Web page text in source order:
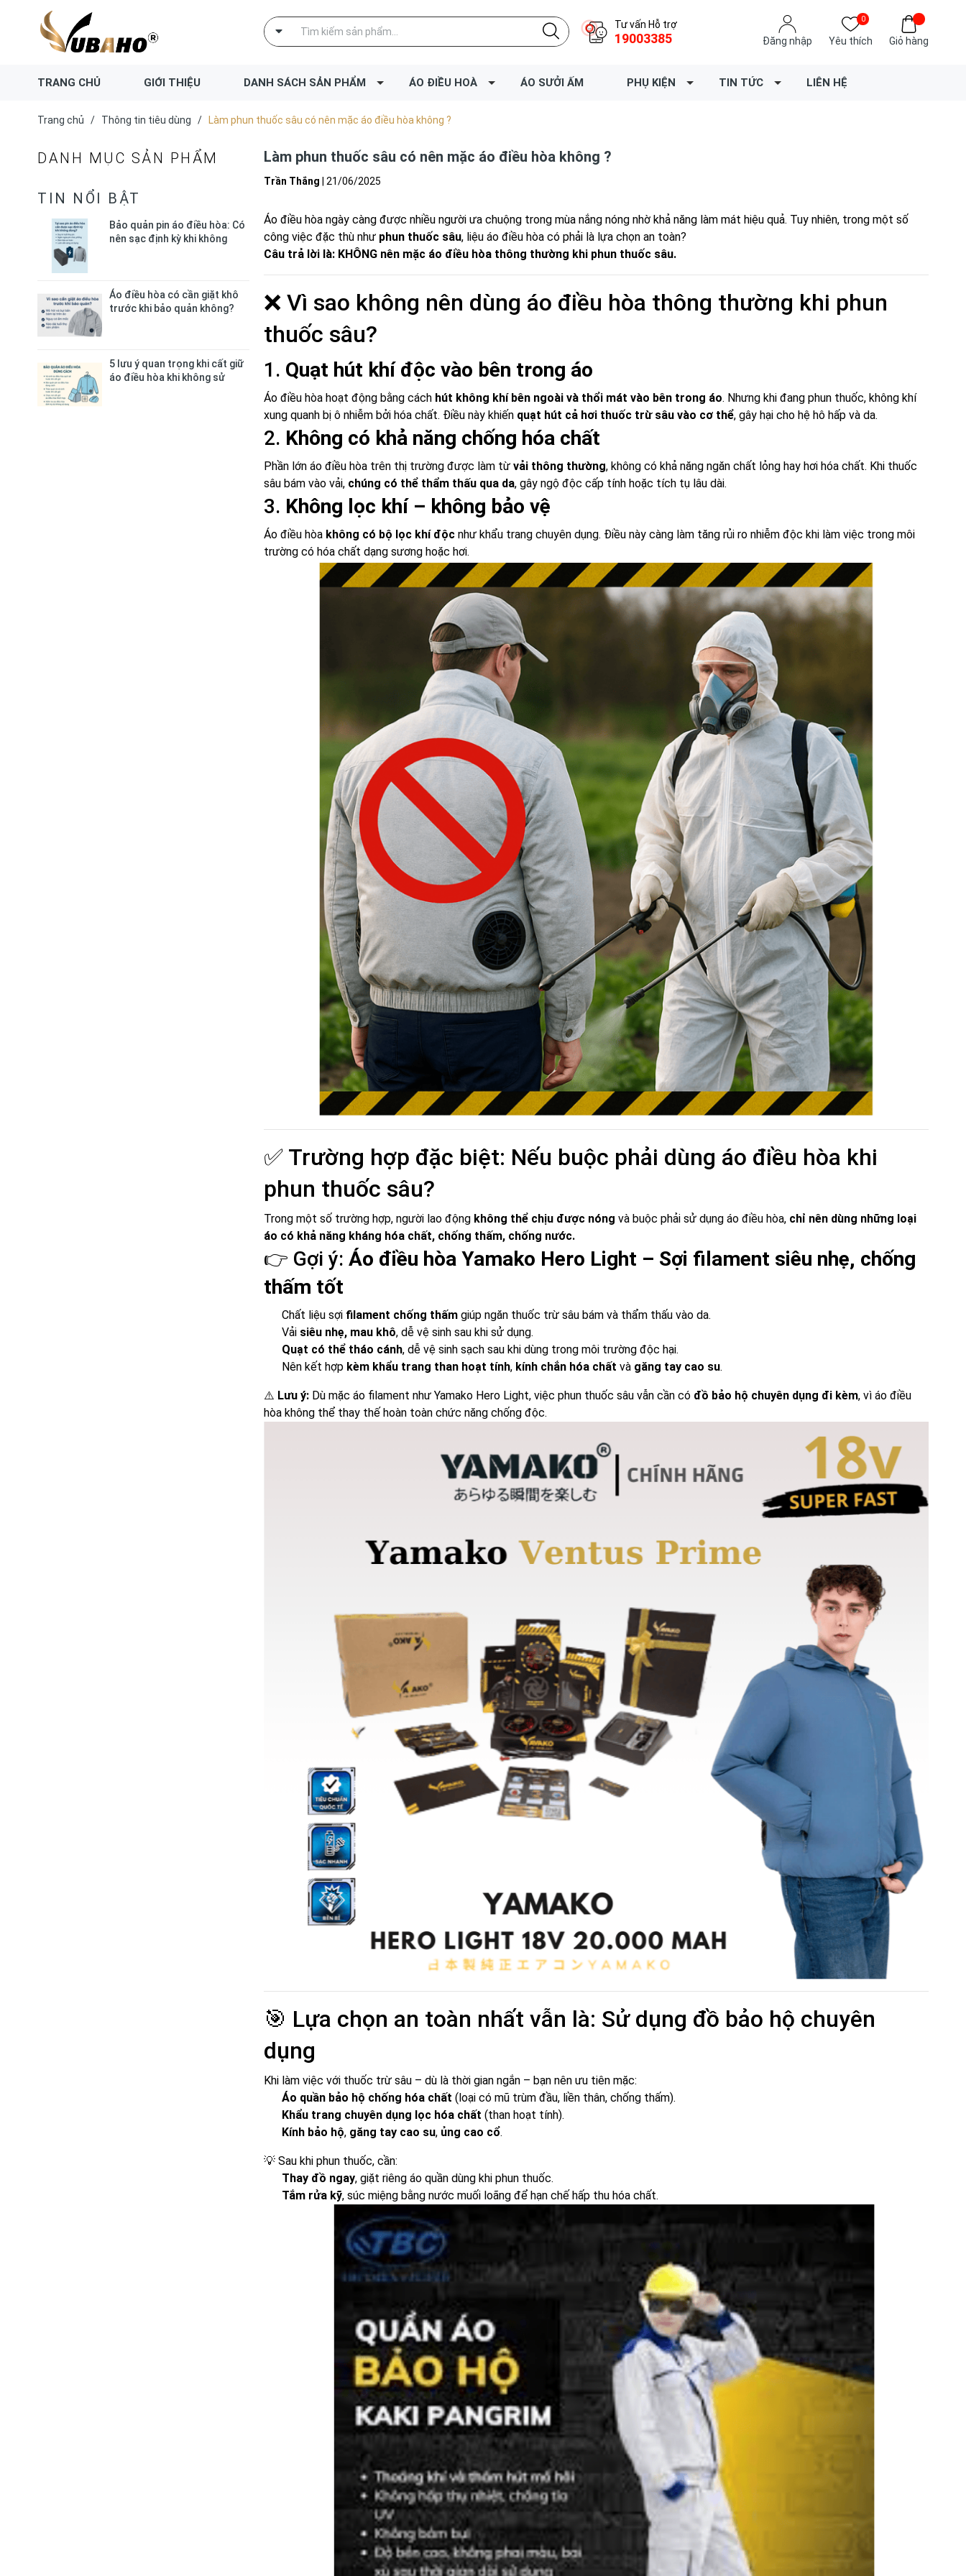
Tư vấn Hỗ trợ
19003385 Đăng nhập
0
Yêu thích Giỏ hàng
TRANG CHỦ GIỚI THIỆU DANH SÁCH SẢN PHẨM ÁO ĐIỀU HOÀ ÁO SƯỞI ẤM PHỤ KIỆN TIN TỨC LIÊN HỆ
Trang chủ / Thông tin tiêu dùng / Làm phun thuốc sâu có nên mặc áo điều hòa không ?
DANH MỤC SẢN PHẨM
TIN NỔI BẬT
Bảo quản pin áo điều hòa: Có
nên sạc định kỳ khi không
Áo điều hòa có cần giặt khô
trước khi bảo quản không?
5 lưu ý quan trọng khi cất giữ
áo điều hòa khi không sử
Làm phun thuốc sâu có nên mặc áo điều hòa không ?
Trần Thắng 21/06/2025
Áo điều hòa ngày càng được nhiều người ưa chuộng trong mùa nắng nóng nhờ khả năng làm mát hiệu quả. Tuy nhiên, trong một số
công việc đặc thù như phun thuốc sâu, liệu áo điều hòa có phải là lựa chọn an toàn?
Câu trả lời là: KHÔNG nên mặc áo điều hòa thông thường khi phun thuốc sâu.
❌ Vì sao không nên dùng áo điều hòa thông thường khi phun
thuốc sâu?
1. Quạt hút khí độc vào bên trong áo
Áo điều hòa hoạt động bằng cách hút không khí bên ngoài và thổi mát vào bên trong áo. Nhưng khi đang phun thuốc, không khí
xung quanh bị ô nhiễm bởi hóa chất. Điều này khiến quạt hút cả hơi thuốc trừ sâu vào cơ thể, gây hại cho hệ hô hấp và da.
2. Không có khả năng chống hóa chất
Phần lớn áo điều hòa trên thị trường được làm từ vải thông thường, không có khả năng ngăn chất lỏng hay hơi hóa chất. Khi thuốc
sâu bám vào vải, chúng có thể thẩm thấu qua da, gây ngộ độc cấp tính hoặc tích tụ lâu dài.
3. Không lọc khí – không bảo vệ
Áo điều hòa không có bộ lọc khí độc như khẩu trang chuyên dụng. Điều này càng làm tăng rủi ro nhiễm độc khi làm việc trong môi
trường có hóa chất dạng sương hoặc hơi.
✅ Trường hợp đặc biệt: Nếu buộc phải dùng áo điều hòa khi
phun thuốc sâu?
Trong một số trường hợp, người lao động không thể chịu được nóng và buộc phải sử dụng áo điều hòa, chỉ nên dùng những loại
áo có khả năng kháng hóa chất, chống thấm, chống nước.
👉 Gợi ý: Áo điều hòa Yamako Hero Light – Sợi filament siêu nhẹ, chống
thấm tốt
Chất liệu sợi filament chống thấm giúp ngăn thuốc trừ sâu bám và thẩm thấu vào da.
Vải siêu nhẹ, mau khô, dễ vệ sinh sau khi sử dụng.
Quạt có thể tháo cánh, dễ vệ sinh sạch sau khi dùng trong môi trường độc hại.
Nên kết hợp kèm khẩu trang than hoạt tính, kính chắn hóa chất và găng tay cao su.
⚠️ Lưu ý: Dù mặc áo filament như Yamako Hero Light, việc phun thuốc sâu vẫn cần có đồ bảo hộ chuyên dụng đi kèm, vì áo điều
hòa không thể thay thế hoàn toàn chức năng chống độc.
🎯 Lựa chọn an toàn nhất vẫn là: Sử dụng đồ bảo hộ chuyên
dụng
Khi làm việc với thuốc trừ sâu – dù là thời gian ngắn – bạn nên ưu tiên mặc:
Áo quần bảo hộ chống hóa chất (loại có mũ trùm đầu, liền thân, chống thấm).
Khẩu trang chuyên dụng lọc hóa chất (than hoạt tính).
Kính bảo hộ, găng tay cao su, ủng cao cổ.
💡 Sau khi phun thuốc, cần:
Thay đồ ngay, giặt riêng áo quần dùng khi phun thuốc.
Tắm rửa kỹ, súc miệng bằng nước muối loãng để hạn chế hấp thu hóa chất.